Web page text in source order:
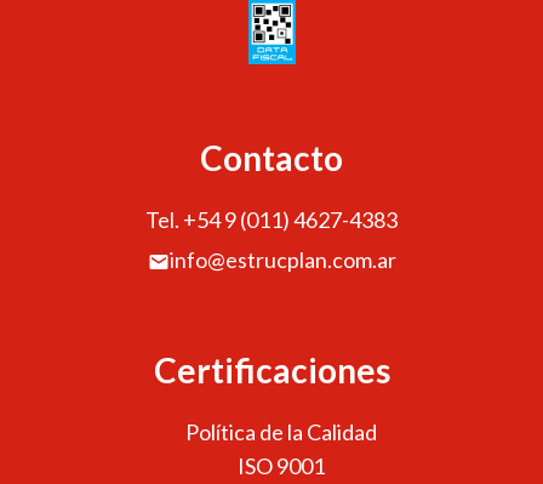
Contacto
Tel. +54 9 (011) 4627-4383
info@estrucplan.com.ar
Certificaciones
Política de la Calidad
ISO 9001